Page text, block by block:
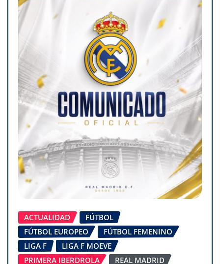
ACTUALIDAD
FÚTBOL
FÚTBOL EUROPEO
FÚTBOL FEMENINO
LIGA F
LIGA F MOEVE
PRIMERA IBERDROLA
REAL MADRID